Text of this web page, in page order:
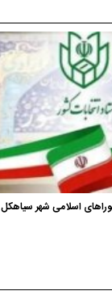
اسلامی شهر سیاهکل